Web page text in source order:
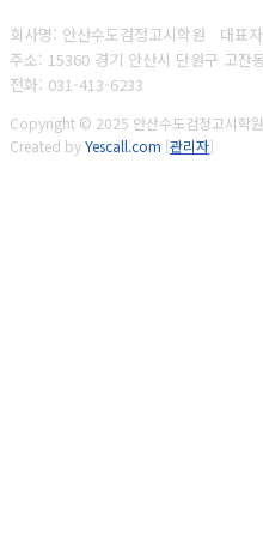
회사명: 안산수도검정고시학원 대표
주소: 15360 경기 안산시 단원구 고잔
전화: 031-413-6233
Copyright © 2025 안산수도검정고시학
Created byYescall.com [관리자]